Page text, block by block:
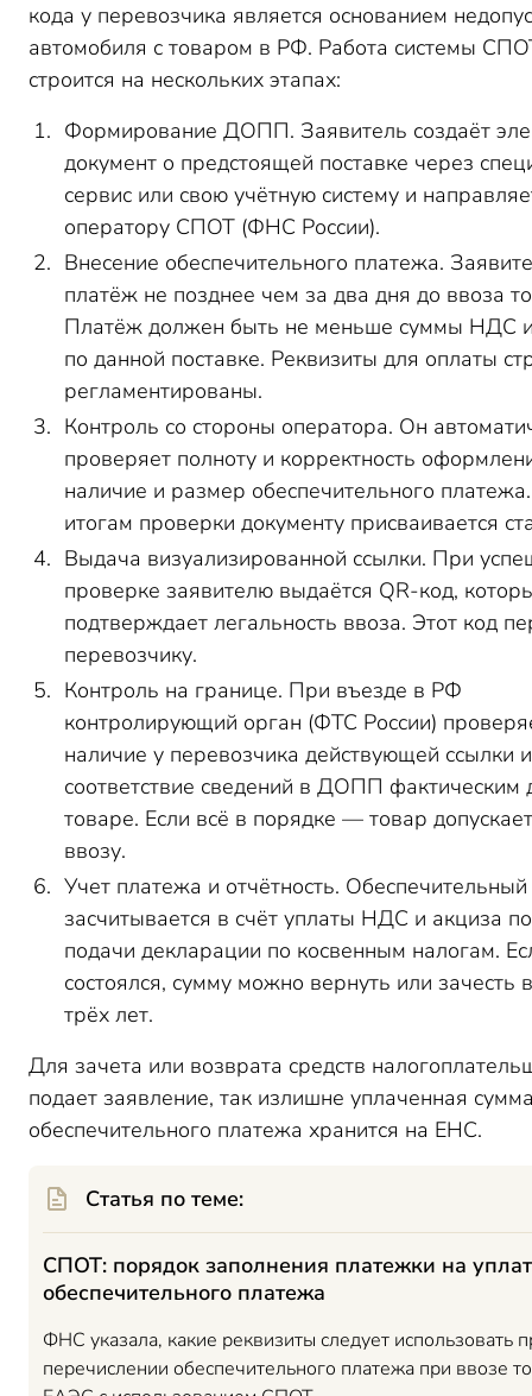
кода у перевозчика является основанием
автомобиля с товаром в РФ. Работа системы
строится на нескольких этапах:
Формирование ДОПП. Заявитель создаёт
документ о предстоящей поставке через
сервис или свою учётную систему и
оператору СПОТ (ФНС России).
Внесение обеспечительного платежа. З
платёж не позднее чем за два дня до ввоза
Платёж должен быть не меньше суммы НДС
по данной поставке. Реквизиты для оплаты
регламентированы.
Контроль со стороны оператора. Он
проверяет полноту и корректность
наличие и размер обеспечительного
итогам проверки документу присваивается
Выдача визуализированной ссылки. При
проверке заявителю выдаётся QR-код,
подтверждает легальность ввоза. Этот код
перевозчику.
Контроль на границе. При въезде в РФ
контролирующий орган (ФТС России)
наличие у перевозчика действующей ссылки и
соответствие сведений в ДОПП фактическим
товаре. Если всё в порядке — товар
ввозу.
Учет платежа и отчётность.
засчитывается в счёт уплаты НДС и акциза
подачи декларации по косвенным налогам.
состоялся, сумму можно вернуть или зачесть
трёх лет.
Для зачета или возврата средств
подает заявление, так излишне уплаченная
обеспечительного платежа хранится на ЕНС.
Статья по теме:
СПОТ: порядок заполнения платежки на
обеспечительного платежа
ФНС указала, какие реквизиты следует использовать
перечислении обеспечительного платежа при ввозе